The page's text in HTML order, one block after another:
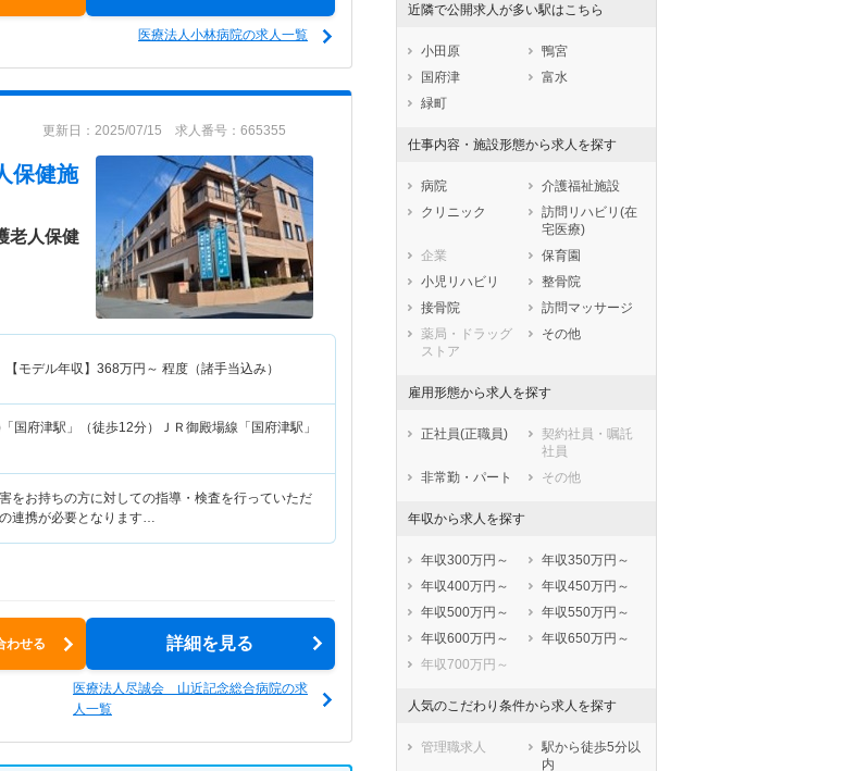
医療法人小林病院の求人一覧
更新日：2025/07/15 求人番号：665355
保健施
老人保健
モデル年収】 368万円～ 程度（諸手当込み）
国府津駅」（徒歩12分）ＪＲ御殿場線「国府津駅」
をお持ちの方に対しての指導・検査を行っていただ
連携が必要となります…
わせる 詳細を見る
医療法人尽誠会 山近記念総合病院の求
人一覧
石川県
福井県
静岡県
愛知県
滋賀県
鳥取県
島根県
岡山県
広島県
山口県
徳島県
香川県
愛媛県
高知県
長崎県
熊本県
大分県
鹿児島県
沖縄県
近隣で公開求人が多い駅はこちら
小田原
鴨宮
国府津
富水
緑町
仕事内容・施設形態から求人を探す
病院
介護福祉施設
クリニック
訪問リハビリ(在
宅医療)
企業
保育園
小児リハビリ
整骨院
接骨院
訪問マッサージ
薬局・ドラッグ
ストア
その他
雇用形態から求人を探す
正社員(正職員)
契約社員・嘱託
社員
非常勤・パート
その他
年収から求人を探す
年収300万円～
年収350万円～
年収400万円～
年収450万円～
年収500万円～
年収550万円～
年収600万円～
年収650万円～
年収700万円～
人気のこだわり条件から求人を探す
管理職求人
駅から徒歩5分以
内